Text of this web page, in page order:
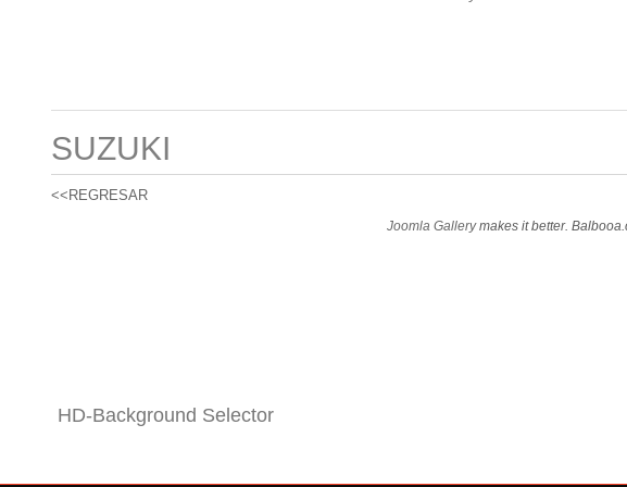
SUZUKI
<<REGRESAR
Joomla Gallerymakes it better.
HD-Background Selector